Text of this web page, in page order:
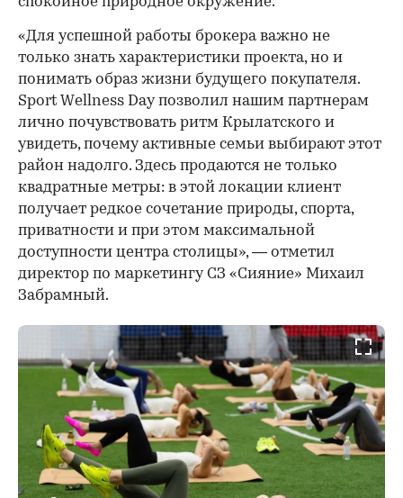
«Для успешной работы брокера важно не
только знать характеристики проекта, но и
понимать образ жизни будущего покупателя.
Sport Wellness Day позволил нашим партнерам
лично почувствовать ритм Крылатского и
увидеть, почему активные семьи выбирают этот
район надолго. Здесь продаются не только
квадратные метры: в этой локации клиент
получает редкое сочетание природы, спорта,
приватности и при этом максимальной
доступности центра столицы», — отметил
директор по маркетингу СЗ «Сияние» Михаил
Забрамный.